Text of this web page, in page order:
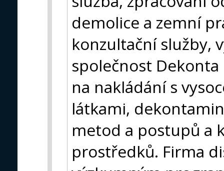
demolice a zemní
konzultační služby,
společnost Dekonta
na nakládání s
látkami,
metod a postupů a
prostředků. Firma